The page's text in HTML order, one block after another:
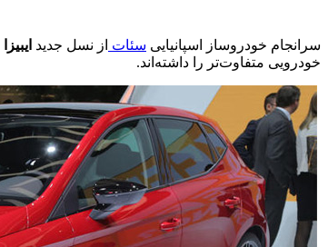
سرانجام خودروساز اسپانیایی سئات از نسل جدید ایبیزا
خودرویی متفاوت‌تر را داشته‌اند.